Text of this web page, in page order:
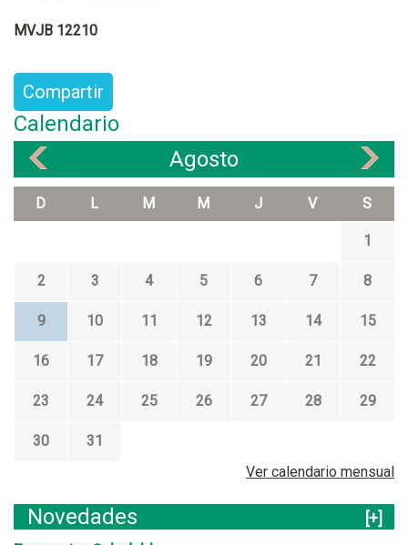
MVJB 12210
Compartir
Calendario
Agosto
D L M M J V S
1
2 3 4 5 6 7 8
9 10 11 12 13 14 15
16 17 18 19 20 21 22
23 24 25 26 27 28 29
30
31
Ver calendario mensual
Novedades
[+]